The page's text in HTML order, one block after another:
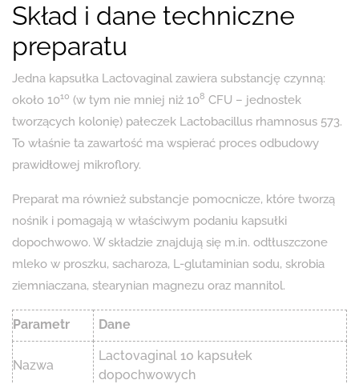
Skład i dane techniczne
preparatu
Jedna kapsułka Lactovaginal zawiera substancję czynną:
około 1010 (w tym nie mniej niż 108 CFU – jednostek
tworzących kolonię) pałeczek Lactobacillus rhamnosus 573.
To właśnie ta zawartość ma wspierać proces odbudowy
prawidłowej mikroflory.
Preparat ma również substancje pomocnicze, które tworzą
nośnik i pomagają w właściwym podaniu kapsułki
dopochwowo. W składzie znajdują się m.in. odtłuszczone
mleko w proszku, sacharoza, L-glutaminian sodu, skrobia
ziemniaczana, stearynian magnezu oraz mannitol.
Parametr Dane
Nazwa
Lactovaginal 10 kapsułek
dopochwowych